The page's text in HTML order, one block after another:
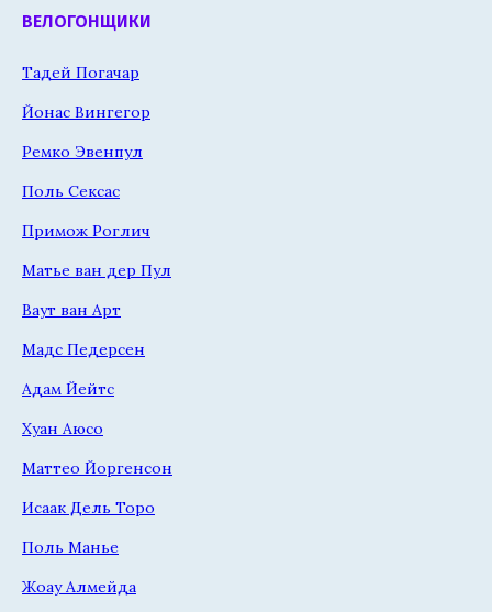
ВЕЛОГОНЩИКИ
Тадей Погачар
Йонас Вингегор
Ремко Эвенпул
Поль Сексас
Примож Роглич
Матье ван дер Пул
Ваут ван Арт
Мадс Педерсен
Адам Йейтс
Хуан Аюсо
Маттео Йоргенсон
Исаак Дель Торо
Поль Манье
Жоау Алмейда